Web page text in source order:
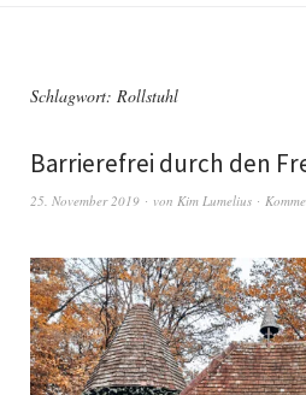
Schlagwort: Rollstuhl
Barrierefrei durch den
25. November 2019 von Kim Lumelius